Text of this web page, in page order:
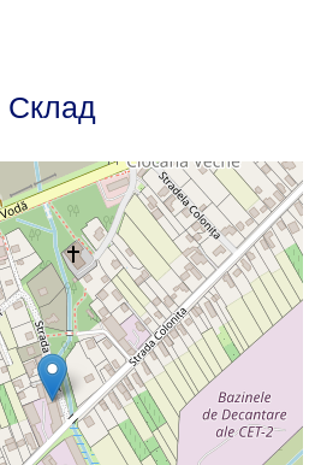
Склад